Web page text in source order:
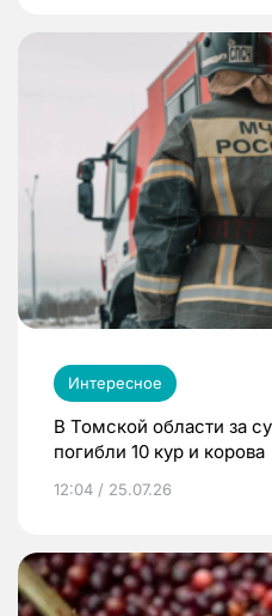
Интересное
В Томской области за
погибли 10 кур и корова
12:04 / 25.07.26